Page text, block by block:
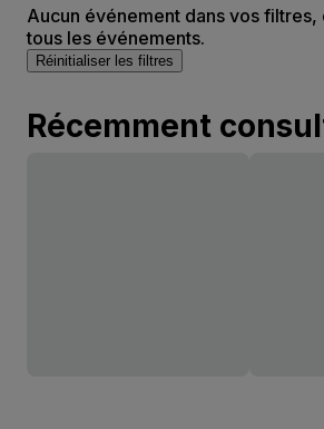
Aucun événement dans vos
tous les événements.
Réinitialiser les filtres
Récemment